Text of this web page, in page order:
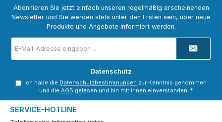
Abonnieren Sie jetzt einfach unseren regelmäßig erscheinenden
Newsletter und Sie werden stets unter den Ersten sein, über neue
Produkte und Angebote informiert werden.
Mail-
Adresse
Datenschutz
Ich habe die Datenschutzbestimmungen zur Kenntnis genommen
und die AGB gelesen und bin mit ihnen einverstanden. *
SERVICE-HOTLINE